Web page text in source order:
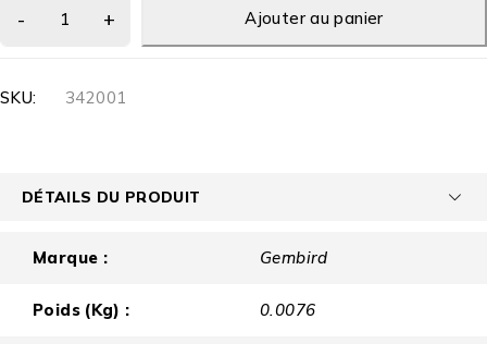
Ajouter au panier
SKU: 342001
DÉTAILS DU PRODUIT
Marque : Gembird
Poids (Kg) : 0.0076